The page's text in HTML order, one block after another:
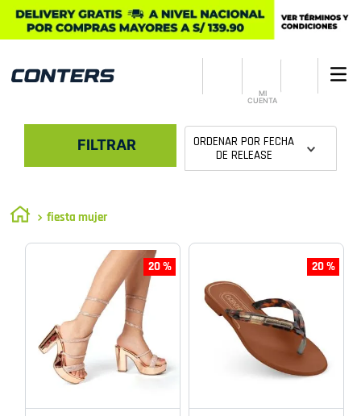
MI
CUENTA
FILTRAR ORDENAR POR FECHA
DE RELEASE
fiesta mujer
20 % 20 %